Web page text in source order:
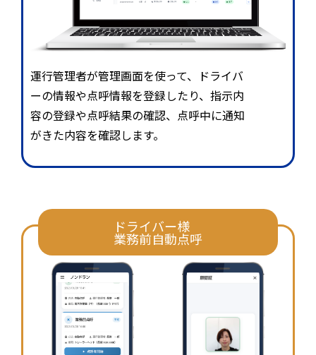
運行管理者が管理画面を使って、ドライバ
ーの情報や点呼情報を登録したり、指示内
容の登録や点呼結果の確認、点呼中に通知
がきた内容を確認します。
ドライバー様
業務前自動点呼